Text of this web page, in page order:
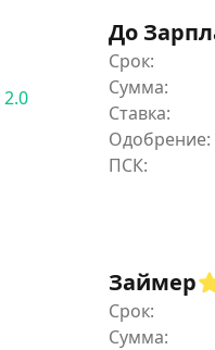
До
Срок:
Сумма:
Ставка:
Одобрение:
Займер
Срок:
Сумма: